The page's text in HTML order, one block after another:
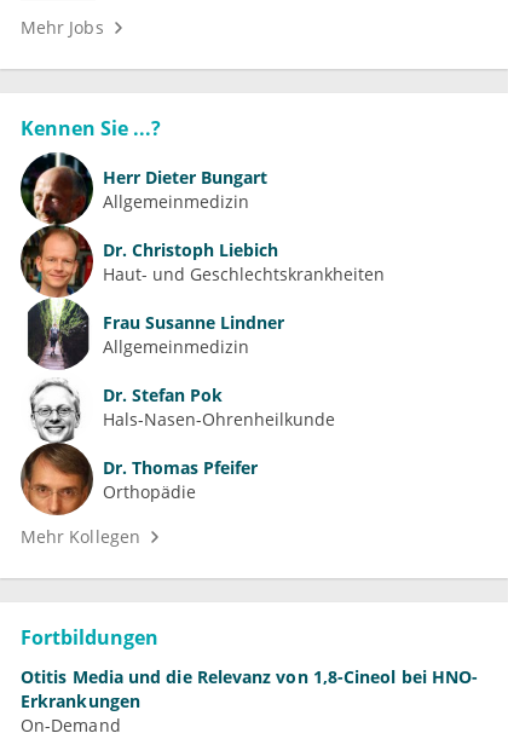
Mehr Jobs
Kennen Sie ...?
Herr Dieter Bungart
Allgemeinmedizin
Dr. Christoph Liebich
Haut- und Geschlechtskrankheiten
Frau Susanne Lindner
Allgemeinmedizin
Dr. Stefan Pok
Hals-Nasen-Ohrenheilkunde
Dr. Thomas Pfeifer
Orthopädie
Mehr Kollegen
Fortbildungen
Otitis Media und die Relevanz von 1,8-Cineol bei HNO-
Erkrankungen
On-Demand